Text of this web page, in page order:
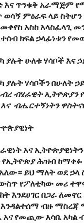
እና ጥንቁቅ አራማጅም
ወሳኝ ምዕራፍ ላይ
እስከ አላስፈላጊ
ክፍል ኃላፊነቱን
ያሉት ሁለቱ ሃሳቦች እና
ያሉት ሃሳቦችን በሁለት
ብሄራዊት ኢትዮጵያን
ብሔርተኝነትን
እና
የኢትዮጵያ ሕዝብ ከማቀፉ
ይህ ማለት ወደ ኃላ
የፖለቲካው መሪ
እንደሀገር በጋራ
እንዳልተሰማ ብዙ
እና የመጪው እሳቤ አካል